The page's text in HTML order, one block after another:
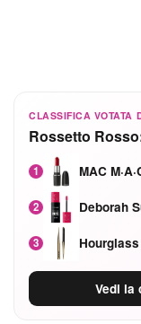
CLASSIFICA VOTATA
Rossetto
1 MAC
2 Deborah
3
Vedi la